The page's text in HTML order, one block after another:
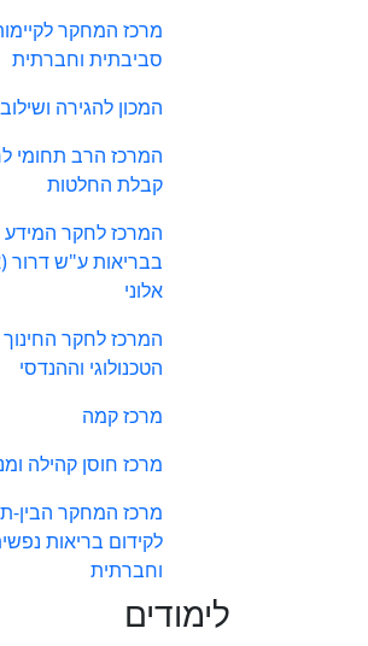
מרכז המחקר
סביבתית וחברתית
המכון להגירה
המרכז הרב תחומי
קבלת החלטות
המרכז לחקר המידע
בבריאות ע"ש דרור
אלוני
המרכז לחקר החינוך
הטכנולוגי וההנדסי
מרכז קמה
מרכז חוסן קהילה
מרכז המחקר הבין-
לקידום בריאות
וחברתית
לימודים